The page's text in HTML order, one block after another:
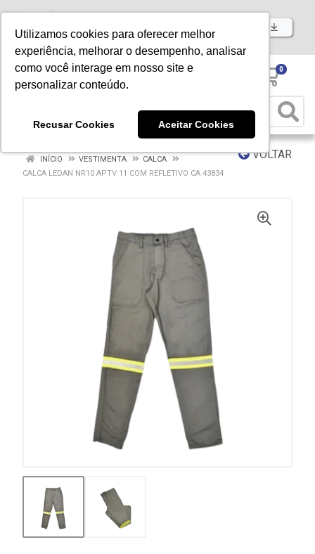
Utilizamos cookies para oferecer melhor
experiência, melhorar o desempenho, analisar
como você interage em nosso site e
personalizar conteúdo.
Recusar Cookies Aceitar Cookies
Baixe já nosso APP
0
VOLTAR
INÍCIO VESTIMENTA
CALCA
CALCA LEDAN NR10 APTV 11 COM REFLETIVO CA 43834